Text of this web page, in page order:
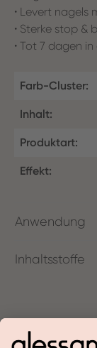
• Levert nagels
• Sterke stop &
• Tot 7 dagen
Farb-Cluster:
Inhalt:
Produktart:
Effekt:
Anwendung
Inhaltsstoffe